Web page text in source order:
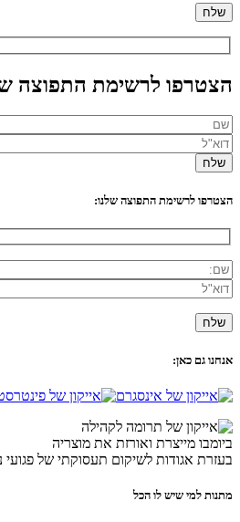
הצטרפו לרשימת התפוצה
הצטרפו לרשימת התפוצה שלנו:
אנחנו גם כאן:
ביומבו מייצרת ואורזת את מוצריה
בעזרת אגודות לשיקום תעסוקתי של פגועי
מתנות למי שיש לו הכל